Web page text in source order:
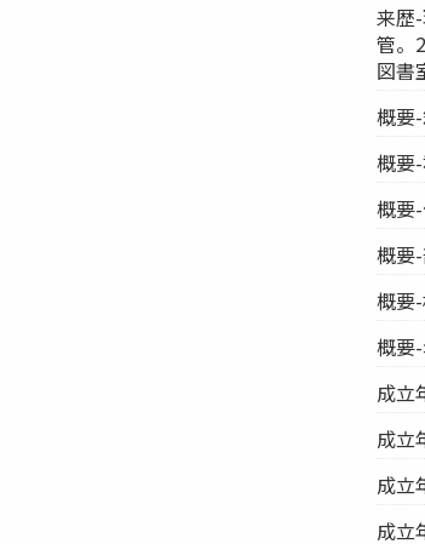
来歴
管。
図書
概要
概要
概要
概要
概要
概要
成立
成立
成立
成立